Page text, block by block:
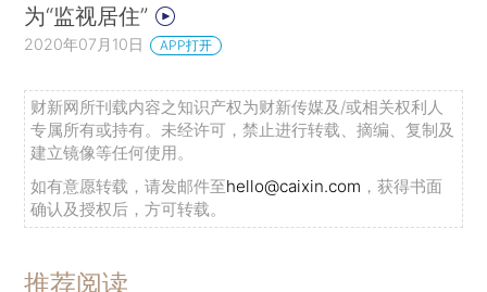
为“监视居住”
2020年07月10日 APP打开
财新网所刊载内容之知识产权为财新传媒及/或相关权利人
专属所有或持有。未经许可，禁止进行转载、摘编、复制及
建立镜像等任何使用。
如有意愿转载，请发邮件至hello@caixin.com ，获得书面
确认及授权后，方可转载。
推荐阅读